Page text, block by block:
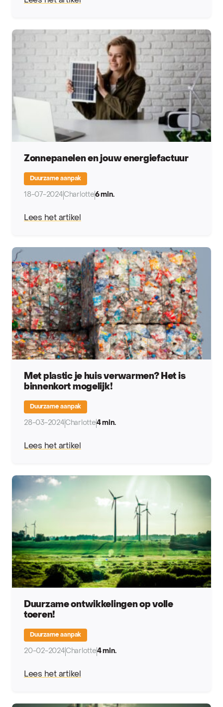
Zonnepanelen en jouw energiefactuur
Duurzame aanpak
18-07-2024Charlotte6 min.
Lees het artikel
Met plastic je huis verwarmen? Het is
binnenkort mogelijk!
Duurzame aanpak
28-03-2024Charlotte4 min.
Lees het artikel
Duurzame ontwikkelingen op volle
toeren!
Duurzame aanpak
20-02-2024Charlotte4 min.
Lees het artikel